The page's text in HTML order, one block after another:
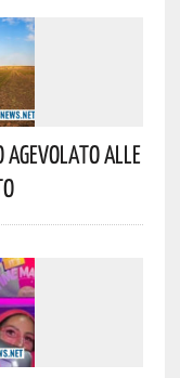
Agevolato Alle